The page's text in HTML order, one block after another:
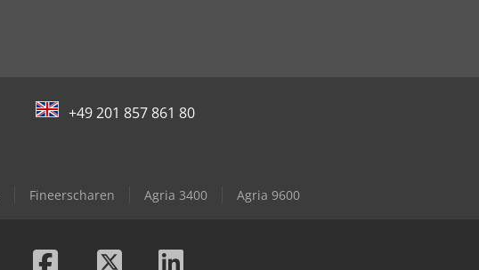
+49 201 857 861 80
Fineerscharen Agria 3400 Agria 9600